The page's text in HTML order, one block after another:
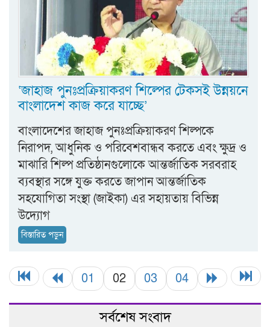
‘জাহাজ পুনঃপ্রক্রিয়াকরণ শিল্পের টেকসই উন্নয়নে
বাংলাদেশ কাজ করে যাচ্ছে’
বাংলাদেশের জাহাজ পুনঃপ্রক্রিয়াকরণ শিল্পকে
নিরাপদ, আধুনিক ও পরিবেশবান্ধব করতে এবং ক্ষুদ্র ও
মাঝারি শিল্প প্রতিষ্ঠানগুলোকে আন্তর্জাতিক সরবরাহ
ব্যবস্থার সঙ্গে যুক্ত করতে জাপান আন্তর্জাতিক
সহযোগিতা সংস্থা (জাইকা) এর সহায়তায় বিভিন্ন
উদ্যোগ
বিস্তারিত পড়ুন
01 02 03 04
সর্বশেষ সংবাদ